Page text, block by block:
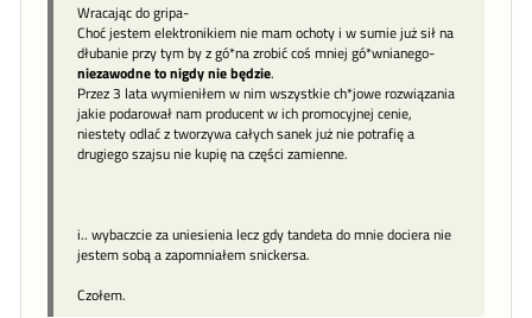
Wracając do gripa-
Choć jestem elektronikiem nie mam ochoty i w sumie już sił na
dłubanie przy tym by z gó*na zrobić coś mniej gó*wnianego-
niezawodne to nigdy nie będzie.
Przez 3 lata wymieniłem w nim wszystkie ch*jowe rozwiązania
jakie podarował nam producent w ich promocyjnej cenie,
niestety odlać z tworzywa całych sanek już nie potrafię a
drugiego szajsu nie kupię na części zamienne.
i.. wybaczcie za uniesienia lecz gdy tandeta do mnie dociera nie
jestem sobą a zapomniałem snickersa.
Czołem.